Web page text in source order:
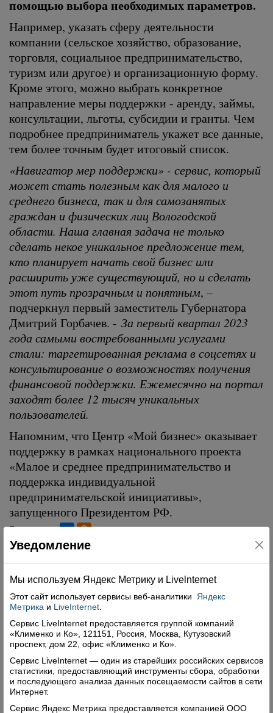
помощью выбора необходимых параметров.
Например, указать сферу деятельности
компании (сельское хозяйство, образование,
торговля, социальное предпринимательство,
туризм или другое) и организационную форму.
Кроме этого, можно выбрать конкретное
направление меры поддержки - аренду, займы,
консультации, льготы, субсидии и гранты. Чем
подробнее предприниматель укажет все данные,
тем более точным будет итоговый список.
«Навигатор мер поддержки» - сервис, который
может стать полезным как для малого и
среднего бизнеса, так и для самозанятых
граждан и физических лиц Вологодской
области. Наша главная задача не только
сделать некое уникальное предложение тем,
кто планирует начать свой бизнес или
расширить уже существующий, но и сделать
этот путь прозрачным и понятным, –
подчеркнул первый заместитель Губернатора
Дмитрий Горбачев. - За первый квартал 2023
года самыми востребованными услугами
стали: таргетированная реклама в соцсетях и
консультирование о возможностях получения
финансовой поддержки. Ежемесячно на портал
заходят более 12 тысяч уникальных
пользователей.
Напомним, что Центр «Мой бизнес» оказывает
поддержку в рамках национального проекта
«Малое и среднее предпринимательство и
поддержка индивидуальной
предпринимательской инициативы»,
запущенного Президентом РФ.
Поделиться
Свежий номер
Уведомление
Мы используем Яндекс Метрику и Livelnternet
Этот сайт использует сервисы веб-аналитики
Яндекс
Метрика и LiveInternet
Сервис LiveInternet предоставляется группой компаний
«Клименко и Ко», 121151, Россия, Москва, Кутузовский
проспект, дом 22, офис «Клименко и Ко».
Сервис LiveInternet — один из старейших российских сервисов
статистики, предоставляющий инструменты сбора, обработки
и последующего анализа данных посещаемости сайтов в сети
Интернет.
Сервис Яндекс Метрика предоставляется компанией ООО